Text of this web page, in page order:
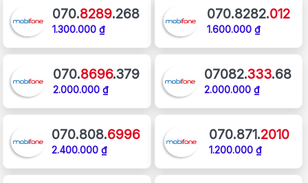
070.8289.268
1.300.000 ₫
070.8282.012
1.600.000 ₫
070.8696.379
2.000.000 ₫
07082.333.68
2.000.000 ₫
070.808.6996
2.400.000 ₫
070.871.2010
1.200.000 ₫